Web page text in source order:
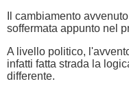
Il cambiamento
soffermata appunto nel
A livello politico,
infatti fatta strada la
differente.